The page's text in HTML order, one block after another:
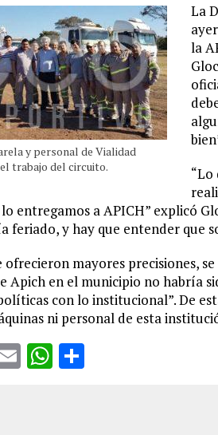
y personal de Vialidad
trabajo del circuito.
La
la
“Lo
entregamos a APICH” explicó
feriado, y hay que entender que
ofrecieron mayores precisiones,
Apich en el municipio no habría
con lo institucional”. De
ni personal de esta
E W